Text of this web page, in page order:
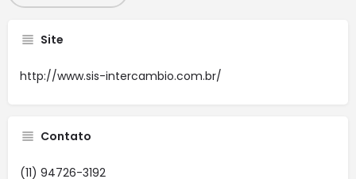
Site
http://www.sis-intercambio.com.br/
Contato
(11) 94726-3192